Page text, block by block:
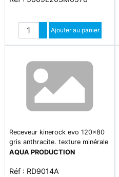
Quantité
Augmenter quantité
Diminuer quantité
Ajouter au panier
Receveur kinerock evo 120x80
gris anthracite. texture minérale
avec grille assortie et bonde
AQUA PRODUCTION
Réf : RD9014A